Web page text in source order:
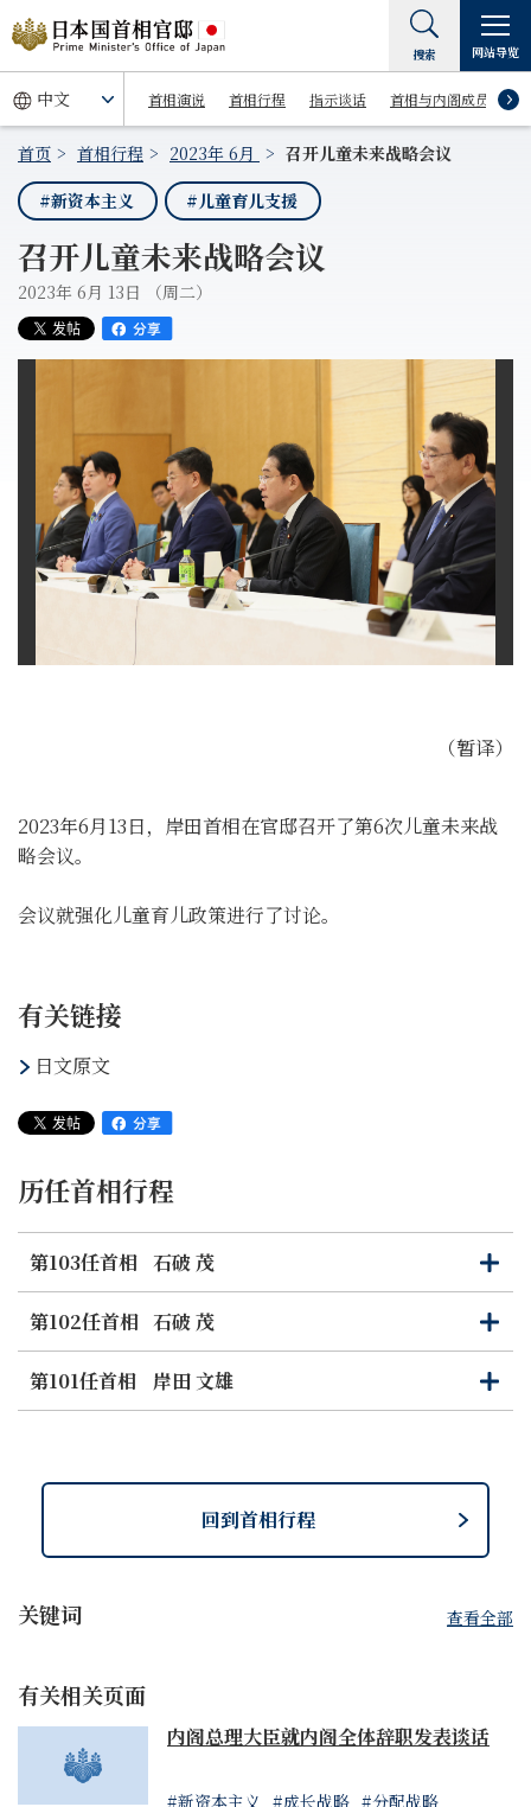
首相演说 首相行程 指示谈话 首相与内阁成员
搜索 网站导览
首页 首相行程 2023年 6月
召开儿童未来战略会议
#新资本主义
#儿童育儿支援
召开儿童未来战略会议
2023年 6月 13日 （周二）
（暂译）
2023年6月13日，岸田首相在官邸召开了第6次儿童未来战
略会议。
会议就强化儿童育儿政策进行了讨论。
有关链接
日文原文
历任首相行程
第103任首相 石破 茂
打
开
关
闭
第102任首相 石破 茂
打
开
关
闭
第101任首相
岸田 文雄
打
开
关
闭
关键词 查看全部
有关相关页面
内阁总理大臣就内阁全体辞职发表谈话
#新资本主义 #成长战略 #分配战略
回到首相行程